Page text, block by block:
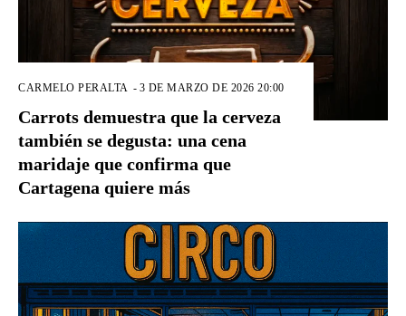
CARMELO PERALTA - 3 DE MARZO DE 2026 20:00
Carrots demuestra que la cerveza
también se degusta: una cena
maridaje que confirma que
Cartagena quiere más